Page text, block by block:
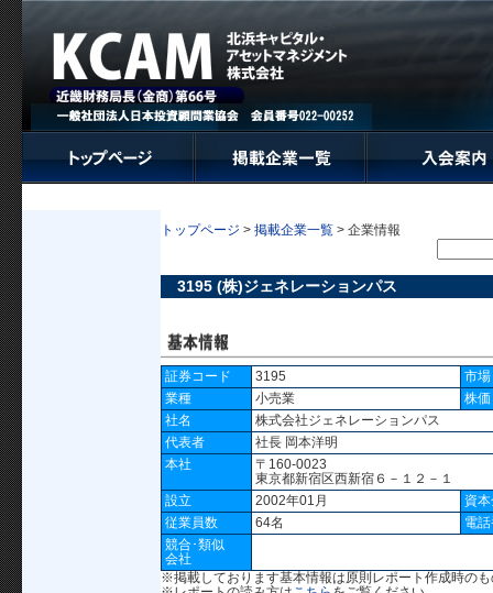
トップページ > 掲載企業一覧 > 企業情報
3195 (株)ジェネレーションパス
証券コード 3195
市場
業種
小売業
株価
社名
株式会社ジェネレーションパス
代表者
社長 岡本洋明
本社
〒160-0023
東京都新宿区西新宿６－１２－１
設立
2002年01月
資
従業員数
64名
電
競合･類似
会社
※掲載しております基本情報は原則レポート作成時の